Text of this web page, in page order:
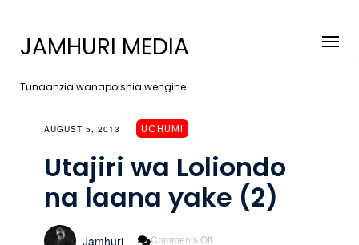
JAMHURI MEDIA
Tunaanzia wanapoishia wengine
AUGUST 5, 2013 UCHUMI
Utajiri wa Loliondo
na laana yake (2)
Jamhuri Comments Off